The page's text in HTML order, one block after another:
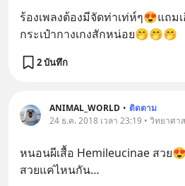
ร้องเพลงต้องมีจัดท่าเท่ห์ๆ😍แถม
กระเป๋ากางเกงสักหน่อย🤭🤭🤭
2 บันทึก
ANIMAL_WORLD • ติดตาม
24 ธ.ค. 2018 เวลา 23:19 • วิทยาศา
หนอนผีเสื้อ Hemileucinae สวย
สวยแค่ไหนกัน…